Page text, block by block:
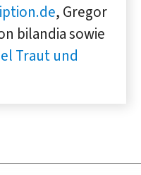
, Gregor
bilandia sowie
Traut und